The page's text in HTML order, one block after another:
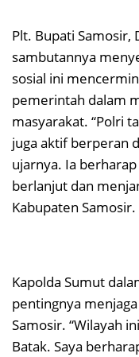
Plt. Bupati Samosir,
sambutannya
sosial ini
pemerintah dalam
masyarakat. “Polri
juga aktif berperan
ujarnya. Ia
berlanjut dan
Kabupaten Samosir.
Kapolda Sumut
pentingnya
Samosir. “Wilayah
Batak. Saya